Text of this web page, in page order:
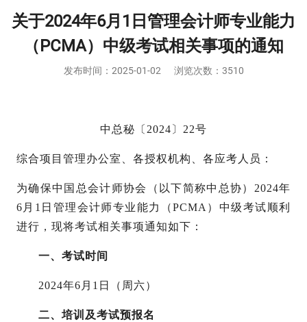
关于2024年6月1日管理会计师专业能力
（PCMA）中级考试相关事项的通知
发布时间： 2025-01-02 浏览次数：3510
中总秘〔 2024〕22号
综合项目管理办公室、各授权机构、各应考人员：
为确保中国总会计师协会（以下简称中总协） 2024年
6月1日管理会计师专业能力（PCMA）中级考试顺利
进行，现将考试相关事项通知如下：
一、考试时间
2024年6月1日（周六）
二、培训及考试预报名